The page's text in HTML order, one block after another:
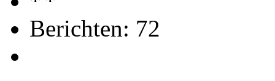
Berichten: 72